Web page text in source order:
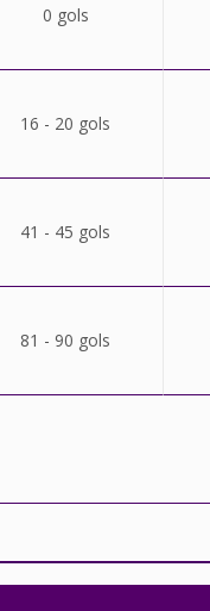
0 gols
16 - 20 gols
41 - 45 gols
81 - 90 gols